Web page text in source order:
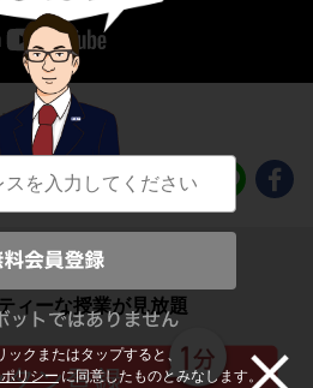
ックまたはタップすると、
リシー に同意したものとみなします。
の乗法
ら大人の学び直しまで
ィーな授業が見放題